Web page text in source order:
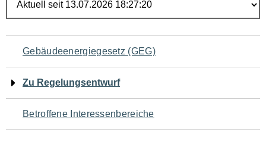
Navigation
für
den
Seiteninhalt
Gebäudeenergiegesetz (GEG)
Zu Regelungsentwurf
Betroffene Interessenbereiche